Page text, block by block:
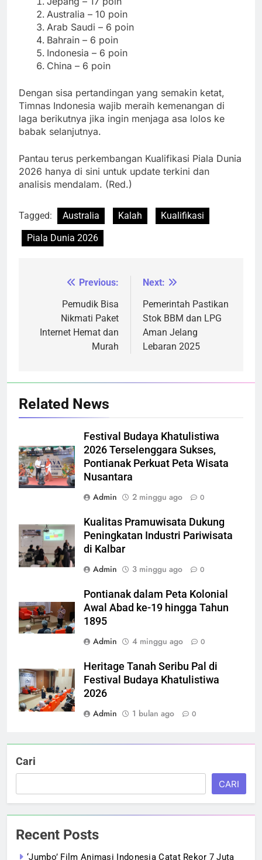
Australia – 10 poin
Arab Saudi – 6 poin
Bahrain – 6 poin
Indonesia – 6 poin
China – 6 poin
Dengan sisa pertandingan yang semakin ketat,
Timnas Indonesia wajib meraih kemenangan di
laga berikutnya jika ingin menjaga asa lolos ke
babak selanjutnya.
Pantau terus perkembangan Kualifikasi Piala Dunia
2026 hanya di sini untuk update terkini dan
analisis mendalam. (Red.)
Tagged: Australia Kalah
Kualifikasi
Piala Dunia 2026
NavigasiPrevious:
Pemudik Bisa
Nikmati Paket
Internet Hemat dan
Murah
Next:
Pemerintah Pastikan
Stok BBM dan LPG
Aman Jelang
Lebaran 2025
Related News
Festival Budaya Khatulistiwa
2026 Terselenggara Sukses,
Pontianak Perkuat Peta Wisata
Nusantara
Admin
2 minggu ago 0
Kualitas Pramuwisata Dukung
Peningkatan Industri Pariwisata
di Kalbar
Admin
3 minggu ago 0
Pontianak dalam Peta Kolonial
Awal Abad ke-19 hingga Tahun
1895
Admin
4 minggu ago 0
Heritage Tanah Seribu Pal di
Festival Budaya Khatulistiwa
2026
Admin
1 bulan ago 0
Cari
CARI
Recent Posts
‘Jumbo’ Film Animasi Indonesia Catat Rekor 7 Juta